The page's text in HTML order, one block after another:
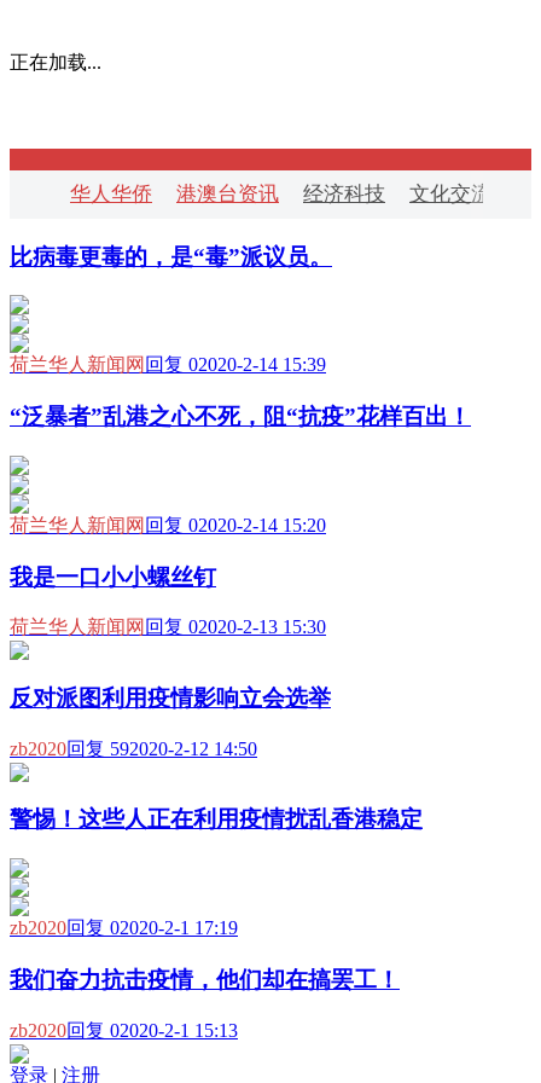
正在加载...
华人华侨 港澳台资讯 经济科技 文化交流
比病毒更毒的，是“毒”派议员。
荷兰华人新闻网 回复 02020-2-14 15:39
“泛暴者”乱港之心不死，阻“抗疫”花样百出！
荷兰华人新闻网 回复 02020-2-14 15:20
我是一口小小螺丝钉
荷兰华人新闻网 回复 02020-2-13 15:30
反对派图利用疫情影响立会选举
zb2020回复 592020-2-12 14:50
警惕！这些人正在利用疫情扰乱香港稳定
zb2020回复 02020-2-1 17:19
我们奋力抗击疫情，他们却在搞罢工！
zb2020回复 02020-2-1 15:13
登录 | 注册